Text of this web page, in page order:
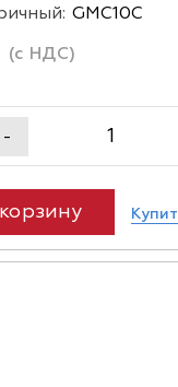
GMC10C
(с НДС)
-